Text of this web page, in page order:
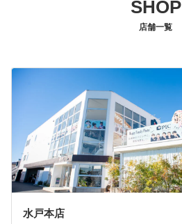
SHOP
店舗一覧
水戸本店